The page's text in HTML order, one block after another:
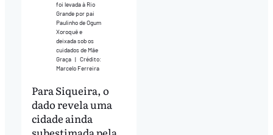
foi levada à Rio
Grande por pai
Paulinho de Ogum
Xoroquê e
deixada sob os
cuidados de Mãe
Graça | Crédito:
Marcelo Ferreira
Para Siqueira, o
dado revela uma
cidade ainda